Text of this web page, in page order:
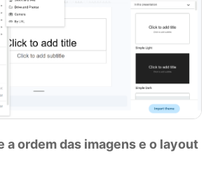
a ordem das imagens e o layout